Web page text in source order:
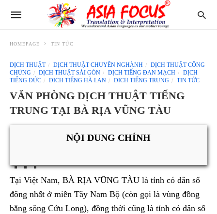
HOMEPAGE TIN TỨC
DỊCH THUẬT DỊCH THUẬT CHUYÊN NGHÀNH
DỊCH THUẬT CÔNG
CHỨNG
DỊCH THUẬT SÀI GÒN DỊCH TIẾNG ĐAN MẠCH
DỊCH
TIẾNG ĐỨC
DỊCH TIẾNG HÀ LAN DỊCH TIẾNG TRUNG TIN TỨC
VĂN PHÒNG DỊCH THUẬT TIẾNG
TRUNG TẠI BÀ RỊA VŨNG TÀU
NỘI DUNG CHÍNH
Tại Việt Nam, BÀ RỊA VŨNG TÀU là tỉnh có dân số
đông nhất ở miền Tây Nam Bộ (còn gọi là vùng đồng
bằng sông Cửu Long), đồng thời cũng là tỉnh có dân số